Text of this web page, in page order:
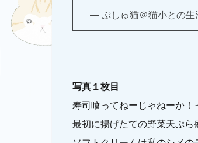
— ぷしゅ猫＠猫小との
写真１枚目
寿司喰ってねーじゃねーか！
最初に揚げたての野菜天ぷら